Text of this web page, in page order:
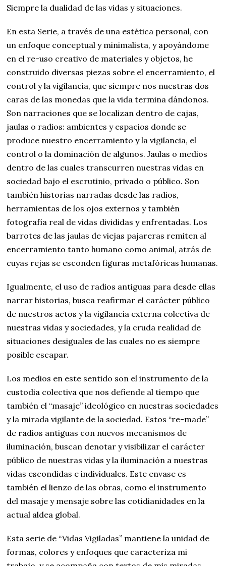
Siempre la dualidad de las vidas y situaciones.
En esta Serie, a través de una estética personal, con
un enfoque conceptual y minimalista, y apoyándome
en el re-uso creativo de materiales y objetos, he
construido diversas piezas sobre el encerramiento, el
control y la vigilancia, que siempre nos nuestras dos
caras de las monedas que la vida termina dándonos.
Son narraciones que se localizan dentro de cajas,
jaulas o radios: ambientes y espacios donde se
produce nuestro encerramiento y la vigilancia, el
control o la dominación de algunos. Jaulas o medios
dentro de las cuales transcurren nuestras vidas en
sociedad bajo el escrutinio, privado o público. Son
también historias narradas desde las radios,
herramientas de los ojos externos y también
fotografía real de vidas divididas y enfrentadas. Los
barrotes de las jaulas de viejas pajareras remiten al
encerramiento tanto humano como animal, atrás de
cuyas rejas se esconden figuras metafóricas humanas.
Igualmente, el uso de radios antiguas para desde ellas
narrar historias, busca reafirmar el carácter público
de nuestros actos y la vigilancia externa colectiva de
nuestras vidas y sociedades, y la cruda realidad de
situaciones desiguales de las cuales no es siempre
posible escapar.
Los medios en este sentido son el instrumento de la
custodia colectiva que nos defiende al tiempo que
también el “masaje” ideológico en nuestras sociedades
y la mirada vigilante de la sociedad. Estos “re-made”
de radios antiguas con nuevos mecanismos de
iluminación, buscan denotar y visibilizar el carácter
público de nuestras vidas y la iluminación a nuestras
vidas escondidas e individuales. Este envase es
también el lienzo de las obras, como el instrumento
del masaje y mensaje sobre las cotidianidades en la
actual aldea global.
Esta serie de “Vidas Vigiladas” mantiene la unidad de
formas, colores y enfoques que caracteriza mi